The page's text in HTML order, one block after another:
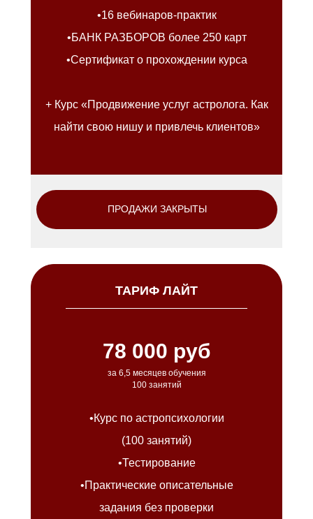
•16 вебинаров-практик
•БАНК РАЗБОРОВ более 250 карт
•Сертификат о прохождении курса
+ Курс «Продвижение услуг астролога. Как
найти свою нишу и привлечь клиентов»
•Курс по астропсихологии
(100 занятий)
•Тестирование
•Практические описательные
задания без проверки
78 000 руб
ТАРИФ ЛАЙТ
за 6,5 месяцев обучения
100 занятий
ПРОДАЖИ ЗАКРЫТЫ